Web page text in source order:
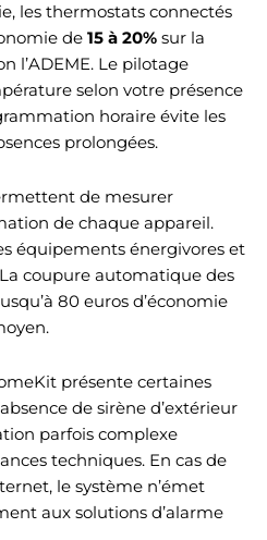
les thermostats connectés
de 15 à 20% sur la
l’ADEME. Le pilotage
selon votre présence
horaire évite les
prolongées.
de mesurer
de chaque appareil.
équipements énergivores et
coupure automatique des
80 euros d’économie
présente certaines
de sirène d’extérieur
parfois complexe
techniques. En cas de
le système n’émet
aux solutions d’alarme